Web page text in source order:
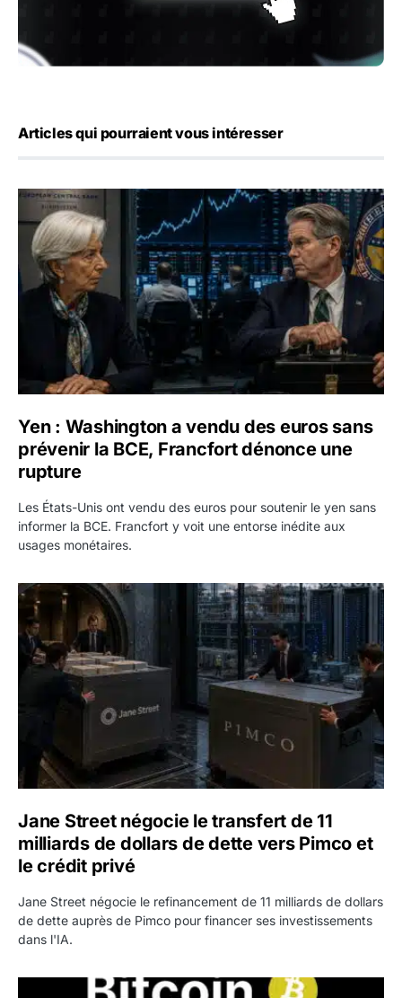
Articles qui pourraient vous intéresser
Yen : Washington a vendu des euros sans prévenir la
Yen : Washington a vendu des euros sans
prévenir la BCE, Francfort dénonce une
rupture
Les États-Unis ont vendu des euros pour soutenir le yen sans
informer la BCE. Francfort y voit une entorse inédite aux
usages monétaires.
Jane Street négocie le transfert de 11 milliards de
Jane Street négocie le transfert de 11
milliards de dollars de dette vers Pimco et
le crédit privé
Jane Street négocie le refinancement de 11 milliards de dollars
de dette auprès de Pimco pour financer ses investissements
dans l'IA.
Bitcoin stagne à 64 000 dollars pendant que les